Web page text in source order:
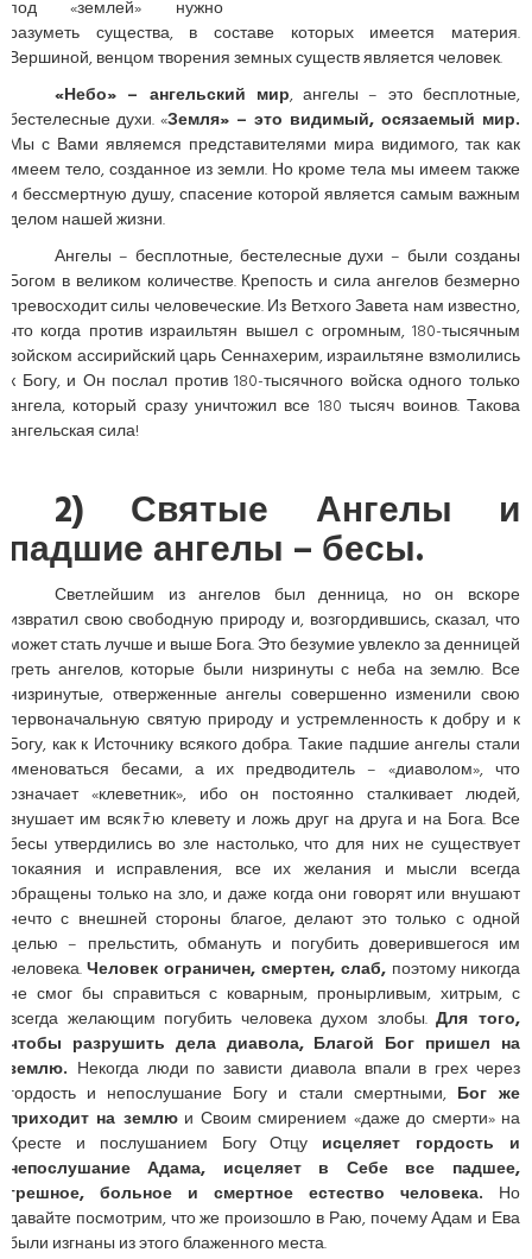
под «землей» нужно
разуметь существа, в составе которых имеется материя.
Вершиной, венцом творения земных существ является человек.
«Небо» – ангельский мир, ангелы – это бесплотные,
бестелесные духи. «Земля» – это видимый, осязаемый мир.
Мы с Вами являемся представителями мира видимого, так как
имеем тело, созданное из земли. Но кроме тела мы имеем также
и бессмертную душу, спасение которой является самым важным
делом нашей жизни.
Ангелы – бесплотные, бестелесные духи – были созданы
Богом в великом количестве. Крепость и сила ангелов безмерно
превосходит силы человеческие. Из Ветхого Завета нам известно,
что когда против израильтян вышел с огромным, 180-тысячным
войском ассирийский царь Сеннахерим, израильтяне взмолились
к Богу, и Он послал против 180-тысячного войска одного только
ангела, который сразу уничтожил все 180 тысяч воинов. Такова
ангельская сила!
2) Святые Ангелы и
падшие ангелы – бесы.
Светлейшим из ангелов был денница, но он вскоре
извратил свою свободную природу и, возгордившись, сказал, что
может стать лучше и выше Бога. Это безумие увлекло за денницей
треть ангелов, которые были низринуты с неба на землю. Все
низринутые, отверженные ангелы совершенно изменили свою
первоначальную святую природу и устремленность к добру и к
Богу, как к Источнику всякого добра. Такие падшие ангелы стали
именоваться бесами, а их предводитель – «диаволом», что
означает «клеветник», ибо он постоянно сталкивает людей,
внушает им всякﾃю клевету и ложь друг на друга и на Бога. Все
бесы утвердились во зле настолько, что для них не существует
покаяния и исправления, все их желания и мысли всегда
обращены только на зло, и даже когда они говорят или внушают
нечто с внешней стороны благое, делают это только с одной
целью – прельстить, обмануть и погубить доверившегося им
человека.Человек ограничен, смертен, слаб, поэтому никогда
не смог бы справиться с коварным, пронырливым, хитрым, с
всегда желающим погубить человека духом злобы.Для того,
чтобы разрушить дела диавола, Благой Бог пришел на
землю. Некогда люди по зависти диавола впали в грех через
гордость и непослушание Богу и стали смертными, Бог же
приходит на землюи Своим смирением «даже до смерти» на
Кресте и послушанием Богу Отцу исцеляет гордость и
непослушание Адама, исцеляет в Себе все падшее,
грешное, больное и смертное естество человека. Но
давайте посмотрим, что же произошло в Раю, почему Адам и Ева
были изгнаны из этого блаженного места.